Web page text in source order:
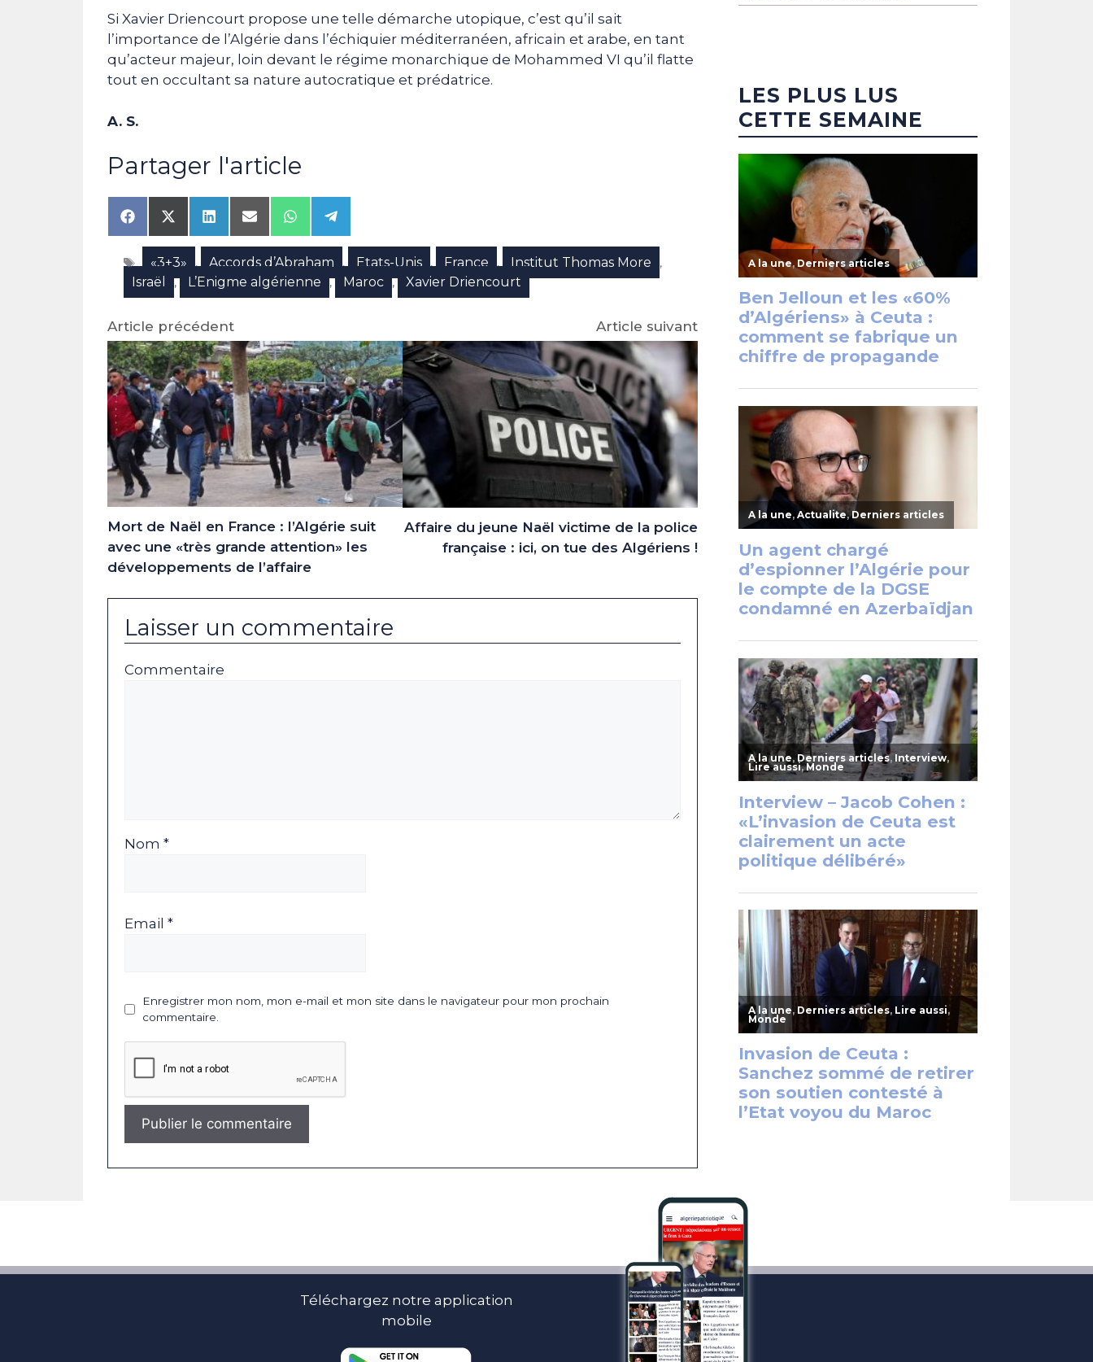
Si Xavier Driencourt propose une telle démarche utopique, c’est qu’il sait
l’importance de l’Algérie dans l’échiquier méditerranéen, africain et arabe, en tant
qu’acteur majeur, loin devant le régime monarchique de Mohammed VI qu’il flatte
tout en occultant sa nature autocratique et prédatrice.
A. S.
Partager l'article
Share
on
Facebook
Share
on
X
(Twitter)
Share
on
LinkedIn
Share
on
Email
Share
on
WhatsApp
Share
on
Telegram
Étiquettes
«3+3» , Accords d’Abraham , Etats-Unis , France , Institut Thomas More ,
Israël , L’Enigme algérienne , Maroc , Xavier Driencourt
Article précédent
Mort de Naël en France : l’Algérie suit
avec une «très grande attention» les
développements de l’affaire
Article suivant
Affaire du jeune Naël victime de la police
française : ici, on tue des Algériens !
Laisser un commentaire
Commentaire
Nom *
Email *
Enregistrer mon nom, mon e-mail et mon site dans le navigateur pour mon prochain
commentaire.
LES PLUS LUS
CETTE SEMAINE
Téléchargez notre application
mobile